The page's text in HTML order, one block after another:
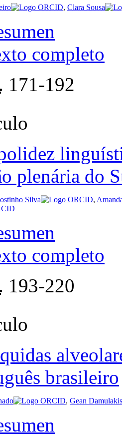
, Clara Sousa
completo
171-192
plenária do
Silva ,
completo
193-220
brasileiro
, Gean Damulakis